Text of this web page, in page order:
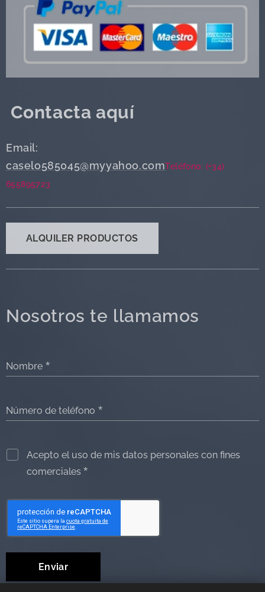
Contacta aquí
Email:
caselo585045@myyahoo.comTeléfono: (+34)
655895723
ALQUILER PRODUCTOS
Nosotros te llamamos
Nombre
Número de teléfono
Acepto el uso de mis datos personales con fines
comerciales
Enviar